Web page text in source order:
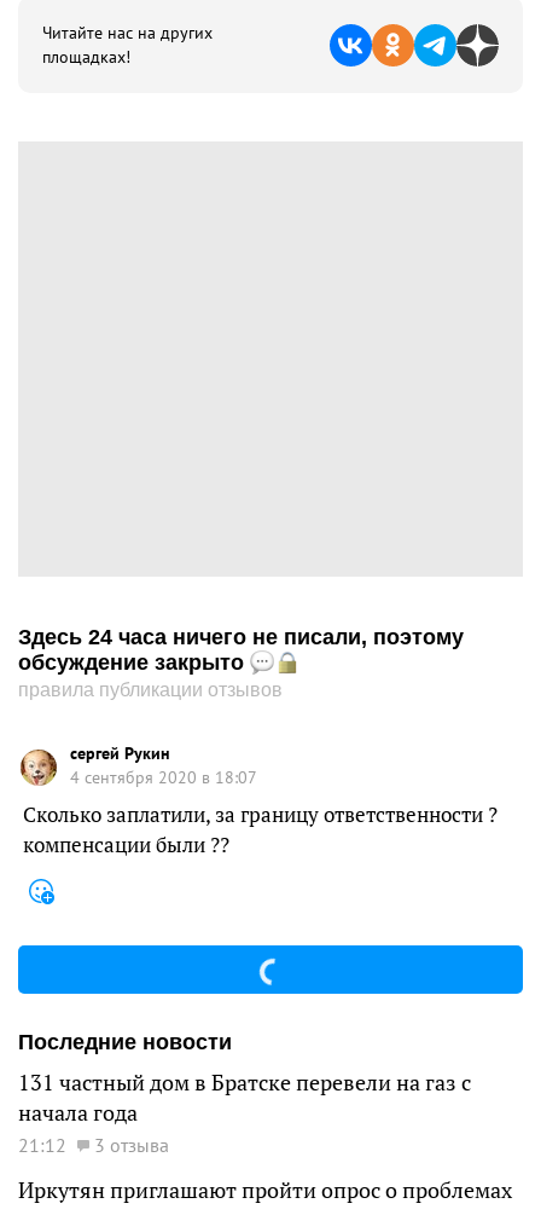
Читайте нас на других
площадках!
Здесь 24 часа ничего не писали, поэтому
обсуждение закрыто
правила публикации отзывов
сергей Рукин
4 сентября 2020 в 18:07
Сколько заплатили, за границу ответственности ?
компенсации были ??
Последние новости
131 частный дом в Братске перевели на газ с
начала года
21:12 3 отзыва
Иркутян приглашают пройти опрос о проблемах